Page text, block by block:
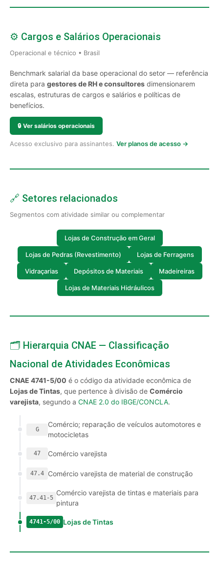
⚙️ Cargos e Salários Operacionais
Operacional e técnico • Brasil
Benchmark salarial da base operacional do setor — referência
direta para gestores de RH e consultores dimensionarem
escalas, estruturas de cargos e salários e políticas de
benefícios.
🔒 Ver salários operacionais
Acesso exclusivo para assinantes. Ver planos de acesso →
🔗 Setores relacionados
Segmentos com atividade similar ou complementar
Lojas de Construção em Geral
Lojas de Pedras (Revestimento) Lojas de Ferragens
Vidraçarias Depósitos de Materiais Madeireiras
Lojas de Materiais Hidráulicos
🗂️ Hierarquia CNAE — Classificação
Nacional de Atividades Econômicas
CNAE 4741-5/00 é o código da atividade econômica de
Lojas de Tintas, que pertence à divisão de Comércio
varejista, segundo a CNAE 2.0 do IBGE/CONCLA.
G
Comércio; reparação de veículos automotores e
motocicletas
47 Comércio varejista
47.4 Comércio varejista de material de construção
47.41-5
Comércio varejista de tintas e materiais para
pintura
4741-5/00 Lojas de Tintas